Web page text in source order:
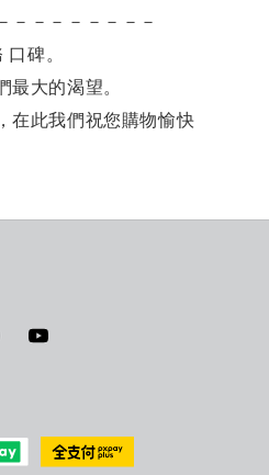
－－－－－－－－
碑。
最大的渴望。
在此我們祝您購物愉快